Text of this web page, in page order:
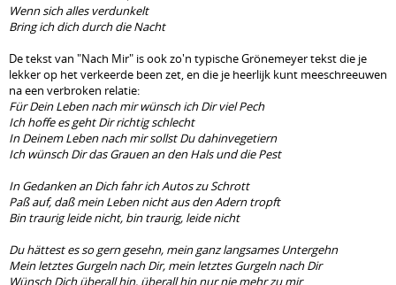
Wenn sich alles verdunkelt
Bring ich dich durch die Nacht
De tekst van "Nach Mir" is ook zo'n typische Grönemeyer tekst die je
lekker op het verkeerde been zet, en die je heerlijk kunt meeschreeuwen
na een verbroken relatie:
Für Dein Leben nach mir wünsch ich Dir viel Pech
Ich hoffe es geht Dir richtig schlecht
In Deinem Leben nach mir sollst Du dahinvegetiern
Ich wünsch Dir das Grauen an den Hals und die Pest
In Gedanken an Dich fahr ich Autos zu Schrott
Paß auf, daß mein Leben nicht aus den Adern tropft
Bin traurig leide nicht, bin traurig, leide nicht
Du hättest es so gern gesehn, mein ganz langsames Untergehn
Mein letztes Gurgeln nach Dir, mein letztes Gurgeln nach Dir
Wünsch Dich überall hin, überall hin nur nie mehr zu mir